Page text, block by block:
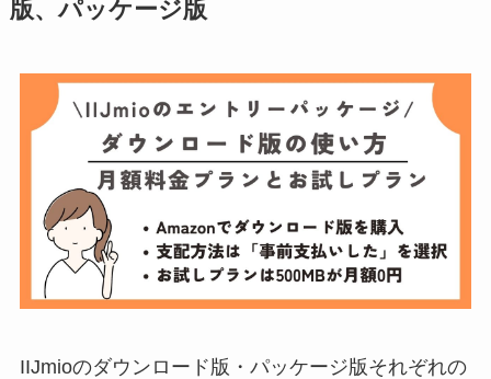
版、パッケージ版
IIJmioのダウンロード版・パッケージ版それぞれの